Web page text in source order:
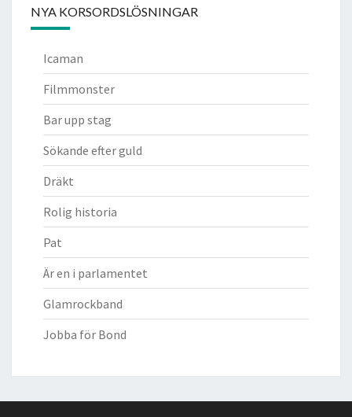
NYA KORSORDSLÖSNINGAR
Icaman
Filmmonster
Bar upp stag
Sökande efter guld
Dräkt
Rolig historia
Pat
Är en i parlamentet
Glamrockband
Jobba för Bond